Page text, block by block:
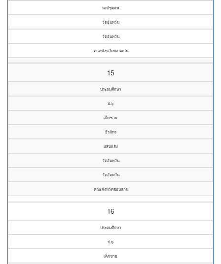
หงษ์ชุมแพ
วัดอัมพวัน
วัดอัมพวัน
คณะจังหวัดขอนแก่น
15
ประถมศึกษา
ป.๖
เด็กชาย
ธีรภัทร
แสนแสง
วัดอัมพวัน
วัดอัมพวัน
คณะจังหวัดขอนแก่น
16
ประถมศึกษา
ป.๖
เด็กชาย